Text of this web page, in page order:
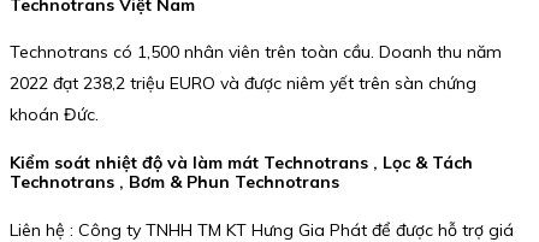
Technotrans Việt Nam
Technotrans có 1,500 nhân viên trên toàn cầu. Doanh thu năm
2022 đạt 238,2 triệu EURO và được niêm yết trên sàn chứng
khoán Đức.
Kiểm soát nhiệt độ và làm mát Technotrans , Lọc & Tách
Technotrans , Bơm & Phun Technotrans
Liên hệ : Công ty TNHH TM KT Hưng Gia Phát để được hỗ trợ giá